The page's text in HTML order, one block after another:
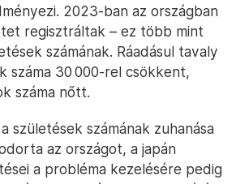
2023-ban az országban
regisztráltak – ez több mint
számának. Ráadásul tavaly
száma 30 000-rel csökkent,
száma nőtt.
születések számának zuhanása
az országot, a japán
a probléma kezelésére pedig